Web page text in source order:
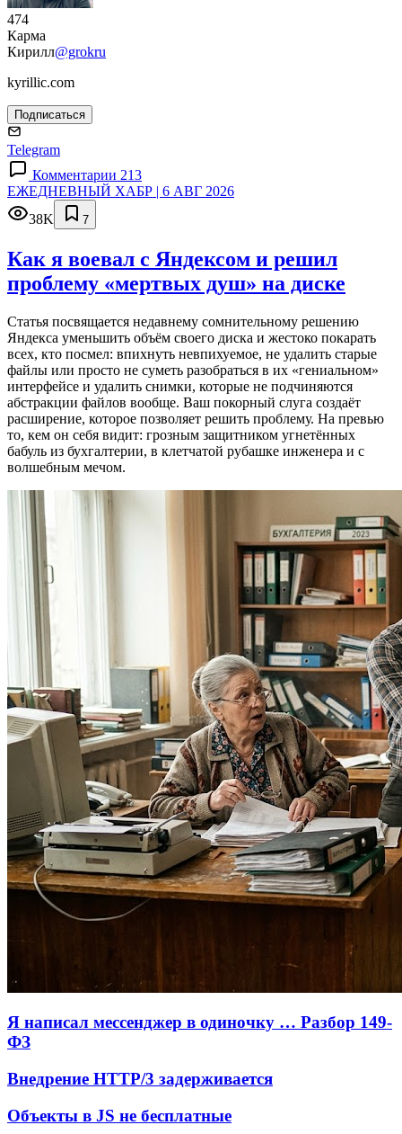
474
Карма
Кирилл@grokru
kyrillic.com
Подписаться
Telegram
Комментарии 213
ЕЖЕДНЕВНЫЙ ХАБР | 6 АВГ 2026
38K
7
Как я воевал с Яндексом и решил
проблему «мертвых душ» на диске
Статья посвящается недавнему сомнительному решению
Яндекса уменьшить объём своего диска и жестоко покарать
всех, кто посмел: впихнуть невпихуемое, не удалить старые
файлы или просто не суметь разобраться в их «гениальном»
интерфейсе и удалить снимки, которые не подчиняются
абстракции файлов вообще. Ваш покорный слуга создаёт
расширение, которое позволяет решить проблему. На превью
то, кем он себя видит: грозным защитником угнетённых
бабуль из бухгалтерии, в клетчатой рубашке инженера и с
волшебным мечом.
Я написал мессенджер в одиночку … Разбор 149-
ФЗ
Внедрение HTTP/3 задерживается
Объекты в JS не бесплатные